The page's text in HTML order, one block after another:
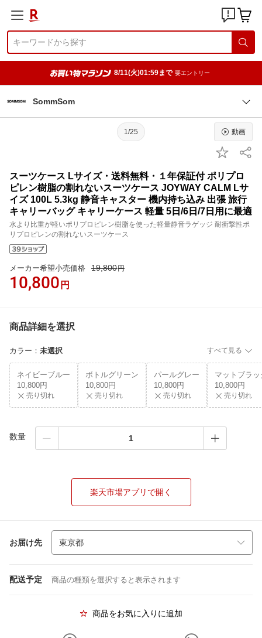
8/11(火)01:59まで 要エントリー
SommSom
1/25 動画
スーツケース Lサイズ・送料無料・１年保証付 ポリプロ
ピレン樹脂の割れないスーツケース JOYWAY CALM Lサ
イズ 100L 5.3kg 静音キャスター 機内持ち込み 出張 旅行
キャリーバッグ キャリーケース 軽量 5日/6日/7日用に最適
水より比重が軽いポリプロピレン樹脂を使った軽量静音ラゲッジ 耐衝撃性ポ
リプロピレンの割れないスーツケース
メーカー希望小売価格 19,800円
10,800 円
商品詳細を選択
カラー ： 未選択 すべて見る
ネイビーブルー
10,800円
売り切れ
ボトルグリーン
10,800円
売り切れ
パールグレー
10,800円
売り切れ
マットブラッ
10,800円
売り切れ
数量
楽天市場アプリで開く
お届け先
配送予定 商品の種類を選択すると表示されます
商品をお気に入りに追加